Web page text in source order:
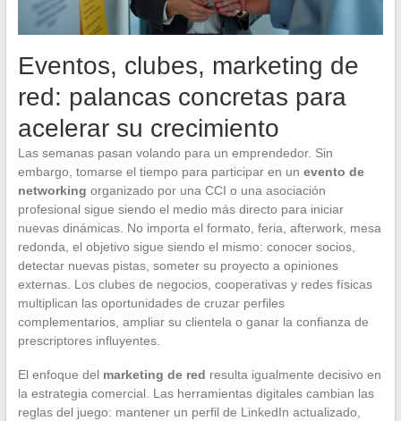
Eventos, clubes, marketing de
red: palancas concretas para
acelerar su crecimiento
Las semanas pasan volando para un emprendedor. Sin
embargo, tomarse el tiempo para participar en un evento de
networking organizado por una CCI o una asociación
profesional sigue siendo el medio más directo para iniciar
nuevas dinámicas. No importa el formato, feria, afterwork, mesa
redonda, el objetivo sigue siendo el mismo: conocer socios,
detectar nuevas pistas, someter su proyecto a opiniones
externas. Los clubes de negocios, cooperativas y redes físicas
multiplican las oportunidades de cruzar perfiles
complementarios, ampliar su clientela o ganar la confianza de
prescriptores influyentes.
El enfoque del marketing de red resulta igualmente decisivo en
la estrategia comercial. Las herramientas digitales cambian las
reglas del juego: mantener un perfil de LinkedIn actualizado,